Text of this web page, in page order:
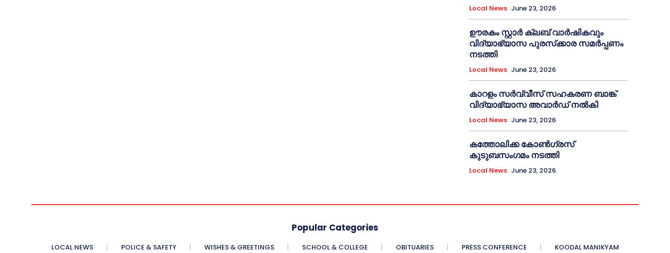
Local News June 23, 2026
ഊരകം സ്റ്റാർ ക്ലബ് വാർഷികവും
വിദ്യാഭ്യാസ പുരസ്‌ക്കാര സമർപ്പണം
നടത്തി
Local News June 23, 2026
കാറളം സർവ്വീസ് സഹകരണ ബാങ്ക്
വിദ്യാഭ്യാസ അവാർഡ് നൽകി
Local News June 23, 2026
കത്തോലിക്ക കോൺഗ്രസ്
കുടുബസംഗമം നടത്തി
Local News June 23, 2026
Popular Categories
LOCAL NEWS POLICE & SAFETY WISHES & GREETINGS SCHOOL & COLLEGE OBITUARIES PRESS CONFERENCE KOODAL MANIKYAM